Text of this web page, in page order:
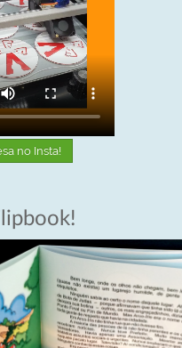
no Insta!